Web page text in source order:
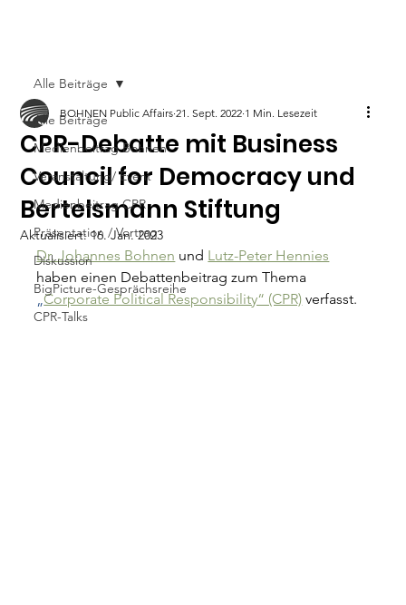
Alle Beiträge
Medienbeitrag Bohnen
Veranstaltung/ Event
Medienbeitrag CPR
Präsentation / Vortrag
Diskussion
BigPicture-Gesprächsreihe
CPR-Talks
Alle Beiträge
CPR-Debatte mit Business
Council for Democracy und
Bertelsmann Stiftung
BOHNEN Public Affairs 21. Sept. 2022 1 Min. Lesezeit
Aktualisiert:16. Jan. 2023
Dr. Johannes Bohnen und Lutz-Peter Hennies
haben einen Debattenbeitrag zum Thema
„Corporate Political Responsibility“ (CPR) verfasst.